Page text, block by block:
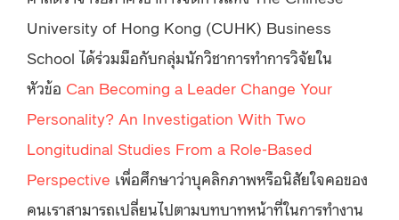
University of Hong Kong (CUHK) Business
School ได้ร่วมมือกับกลุ่มนักวิชาการทำการวิจัยใน
หัวข้อ Can Becoming a Leader Change Your
Personality? An Investigation With Two
Longitudinal Studies From a Role-Based
Perspective เพื่อศึกษาว่าบุคลิกภาพหรือนิสัยใจคอของ
คนเราสามารถเปลี่ยนไปตามบทบาทหน้าที่ในการทำงาน